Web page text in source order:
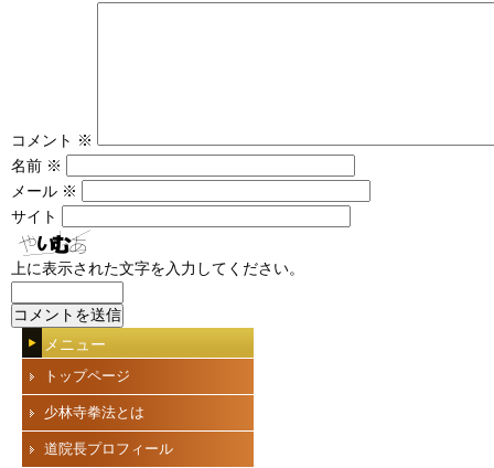
コメント ※
名前 ※
メール ※
サイト
上に表示された文字を入力してください。
メニュー
トップページ
少林寺拳法とは
道院長プロフィール